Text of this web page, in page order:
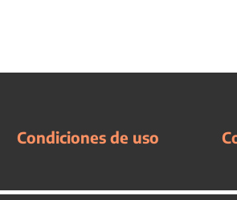
Condiciones de uso